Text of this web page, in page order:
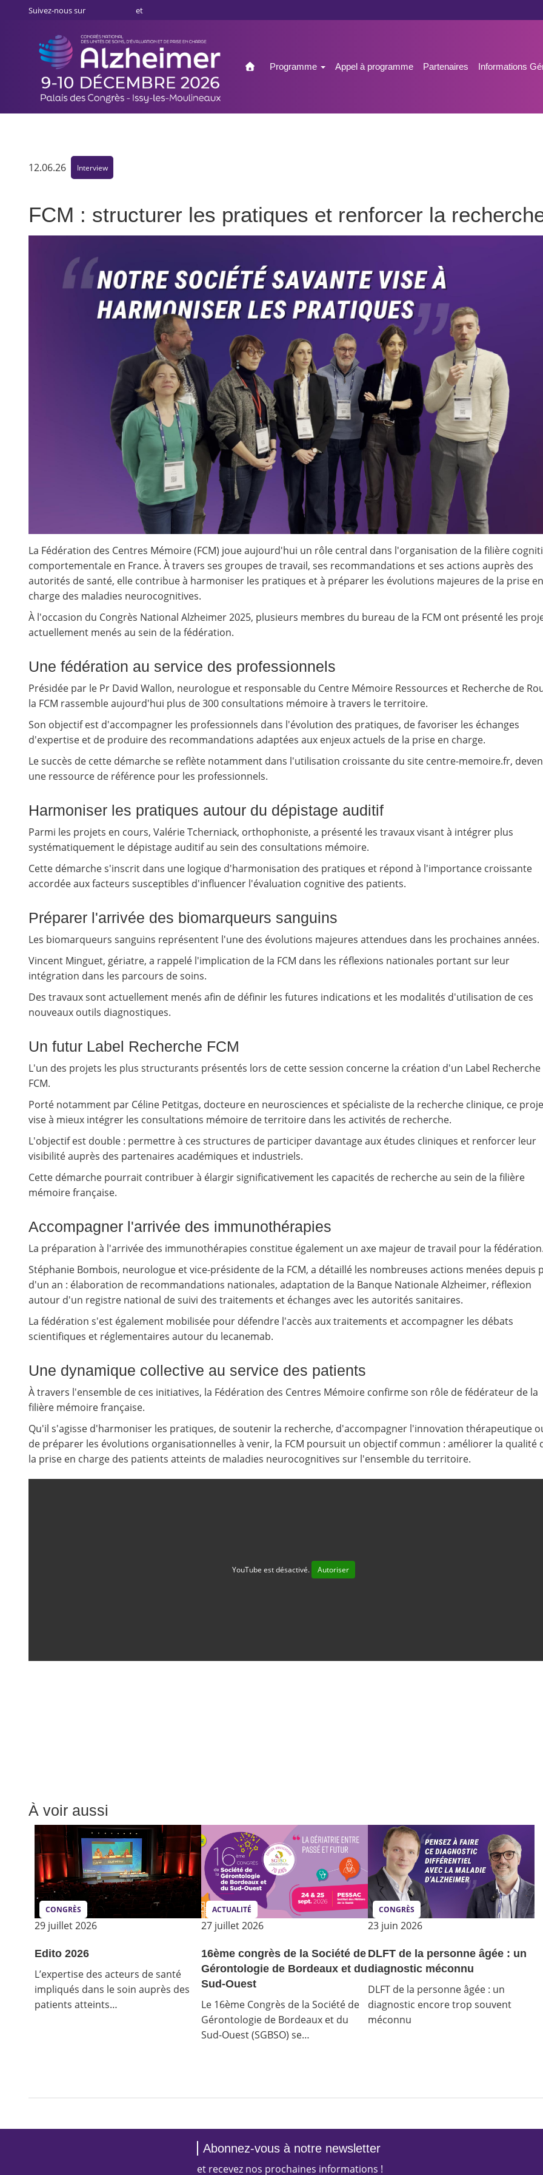
principal
Suivez-nous sur et
Main
Accueil
Programme Appel à programme Partenaires Informations
12.06.26 Interview
FCM : structurer les pratiques et renforcer la
La Fédération des Centres Mémoire (FCM) joue aujourd'hui un rôle central dans l'organisation de la filière
comportementale en France. À travers ses groupes de travail, ses recommandations et ses actions auprès des
autorités de santé, elle contribue à harmoniser les pratiques et à préparer les évolutions majeures de la prise en
charge des maladies neurocognitives.
À l'occasion du Congrès National Alzheimer 2025, plusieurs membres du bureau de la FCM ont présenté les
actuellement menés au sein de la fédération.
Une fédération au service des professionnels
Présidée par le Pr David Wallon, neurologue et responsable du Centre Mémoire Ressources et Recherche de
la FCM rassemble aujourd'hui plus de 300 consultations mémoire à travers le territoire.
Son objectif est d'accompagner les professionnels dans l'évolution des pratiques, de favoriser les échanges
d'expertise et de produire des recommandations adaptées aux enjeux actuels de la prise en charge.
Le succès de cette démarche se reflète notamment dans l'utilisation croissante du site centre-memoire.fr,
une ressource de référence pour les professionnels.
Harmoniser les pratiques autour du dépistage auditif
Parmi les projets en cours, Valérie Tcherniack, orthophoniste, a présenté les travaux visant à intégrer plus
systématiquement le dépistage auditif au sein des consultations mémoire.
Cette démarche s'inscrit dans une logique d'harmonisation des pratiques et répond à l'importance croissante
accordée aux facteurs susceptibles d'influencer l'évaluation cognitive des patients.
Préparer l'arrivée des biomarqueurs sanguins
Les biomarqueurs sanguins représentent l'une des évolutions majeures attendues dans les prochaines années.
Vincent Minguet, gériatre, a rappelé l'implication de la FCM dans les réflexions nationales portant sur leur
intégration dans les parcours de soins.
Des travaux sont actuellement menés afin de définir les futures indications et les modalités d'utilisation de ces
nouveaux outils diagnostiques.
Un futur Label Recherche FCM
L'un des projets les plus structurants présentés lors de cette session concerne la création d'un Label Recherche
FCM.
Porté notamment par Céline Petitgas, docteure en neurosciences et spécialiste de la recherche clinique, ce
vise à mieux intégrer les consultations mémoire de territoire dans les activités de recherche.
L'objectif est double : permettre à ces structures de participer davantage aux études cliniques et renforcer leur
visibilité auprès des partenaires académiques et industriels.
Cette démarche pourrait contribuer à élargir significativement les capacités de recherche au sein de la filière
mémoire française.
Accompagner l'arrivée des immunothérapies
La préparation à l'arrivée des immunothérapies constitue également un axe majeur de travail pour la
Stéphanie Bombois, neurologue et vice-présidente de la FCM, a détaillé les nombreuses actions menées depuis
d'un an : élaboration de recommandations nationales, adaptation de la Banque Nationale Alzheimer, réflexion
autour d'un registre national de suivi des traitements et échanges avec les autorités sanitaires.
La fédération s'est également mobilisée pour défendre l'accès aux traitements et accompagner les débats
scientifiques et réglementaires autour du lecanemab.
Une dynamique collective au service des patients
À travers l'ensemble de ces initiatives, la Fédération des Centres Mémoire confirme son rôle de fédérateur de la
filière mémoire française.
Qu'il s'agisse d'harmoniser les pratiques, de soutenir la recherche, d'accompagner l'innovation thérapeutique
de préparer les évolutions organisationnelles à venir, la FCM poursuit un objectif commun : améliorer la qualité
la prise en charge des patients atteints de maladies neurocognitives sur l'ensemble du territoire.
YouTube est désactivé. Autoriser
À voir aussi
CONGRÈS
29 juillet 2026
Edito 2026
L’expertise des acteurs de santé
impliqués dans le soin auprès des
patients atteints…
ACTUALITÉ
27 juillet 2026
16ème congrès de la Société de
Gérontologie de Bordeaux et du
Sud-Ouest
Le 16ème Congrès de la Société de
Gérontologie de Bordeaux et du
Sud-Ouest (SGBSO) se…
CONGRÈS
23 juin 2026
DLFT de la personne âgée : un
diagnostic méconnu
DLFT de la personne âgée : un
diagnostic encore trop souvent
méconnu
Abonnez-vous à notre newsletter
et recevez nos prochaines informations !
Panneau de gestion des cookies